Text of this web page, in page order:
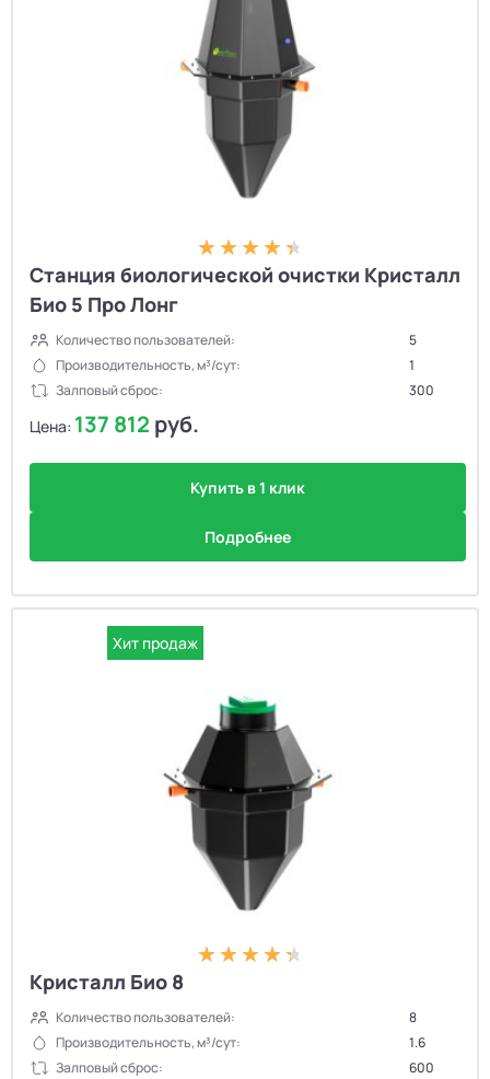
Станция биологической очистки Кристалл
Био 5 Про Лонг
Количество пользователей:
5
Производительность, м³/сут:
1
Залповый сброс:
300
Цена: 137 812 руб.
Купить в 1 клик
Подробнее
Хит продаж
Кристалл Био 8
Количество пользователей:
8
Производительность, м³/сут:
1.6
Залповый сброс:
600